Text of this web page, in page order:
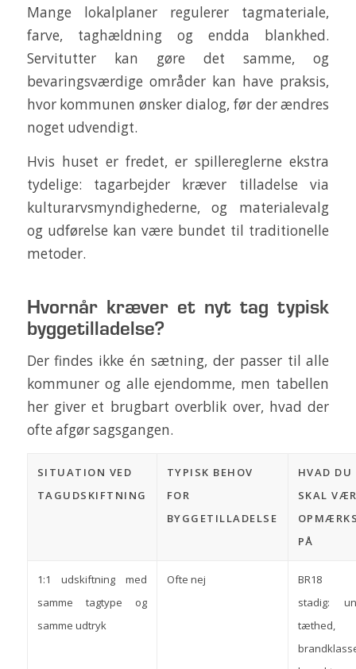
Mange lokalplaner regulerer tagmateriale,
farve, taghældning og endda blankhed.
Servitutter kan gøre det samme, og
bevaringsværdige områder kan have praksis,
hvor kommunen ønsker dialog, før der ændres
noget udvendigt.
Hvis huset er fredet, er spillereglerne ekstra
tydelige: tagarbejder kræver tilladelse via
kulturarvsmyndighederne, og materialevalg
og udførelse kan være bundet til traditionelle
metoder.
Hvornår kræver et nyt tag typisk
byggetilladelse?
Der findes ikke én sætning, der passer til alle
kommuner og alle ejendomme, men tabellen
her giver et brugbart overblik over, hvad der
ofte afgør sagsgangen.
SITUATION VED
TAGUDSKIFTNING
TYPISK BEHOV
FOR
BYGGETILLADELSE
HVAD
SKAL
PÅ
1:1 udskiftning med
samme tagtype og
samme udtryk
Ofte nej
BR18
stadig:
tæthed,